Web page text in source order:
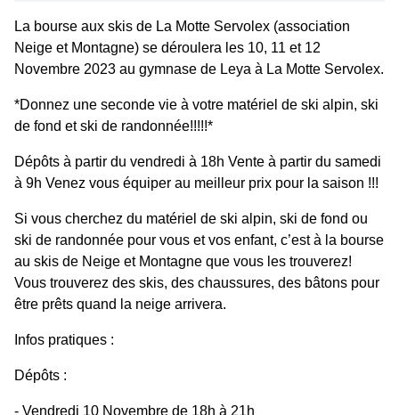
La bourse aux skis de La Motte Servolex (association
Neige et Montagne) se déroulera les 10, 11 et 12
Novembre 2023 au gymnase de Leya à La Motte Servolex.
*Donnez une seconde vie à votre matériel de ski alpin, ski
de fond et ski de randonnée!!!!!*
Dépôts à partir du vendredi à 18h Vente à partir du samedi
à 9h Venez vous équiper au meilleur prix pour la saison !!!
Si vous cherchez du matériel de ski alpin, ski de fond ou
ski de randonnée pour vous et vos enfant, c’est à la bourse
au skis de Neige et Montagne que vous les trouverez!
Vous trouverez des skis, des chaussures, des bâtons pour
être prêts quand la neige arrivera.
Infos pratiques :
Dépôts :
- Vendredi 10 Novembre de 18h à 21h